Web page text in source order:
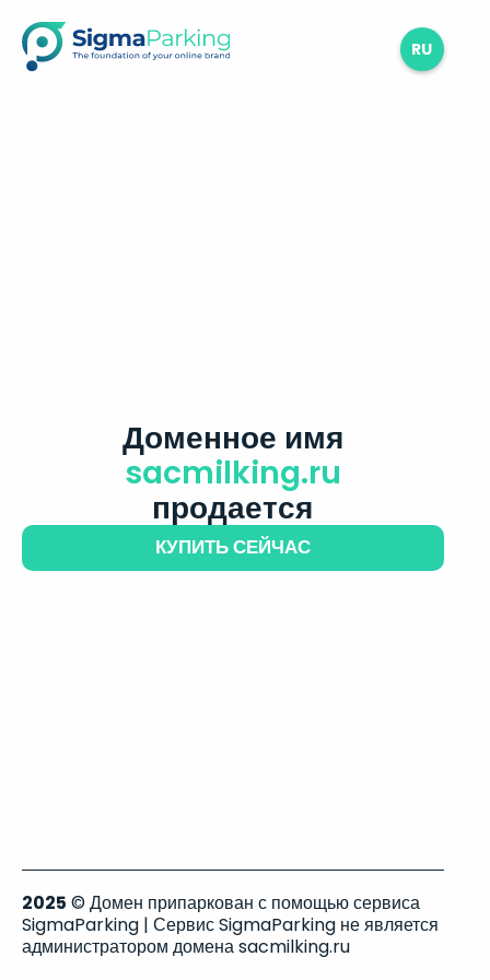
RU
Доменное имя
sacmilking.ru
продается
КУПИТЬ СЕЙЧАС
2025 © Домен припаркован с помощью сервиса
SigmaParking | Сервис SigmaParking не является
администратором домена sacmilking.ru